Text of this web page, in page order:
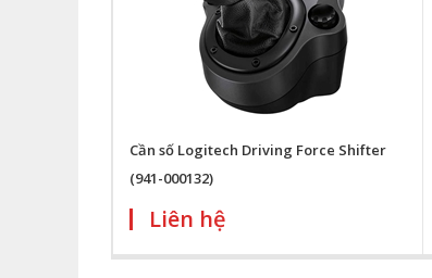
Cần số Logitech Driving Force Shifter
(941-000132)
Liên hệ